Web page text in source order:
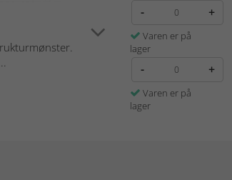
- +
Varen er på
lager
- +
Varen er på
lager